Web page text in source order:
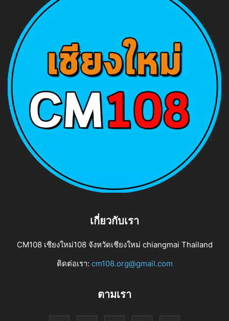
เกี่ยวกับเรา
CM108 เชียงใหม่108 จังหวัดเชียงใหม่ chiangmai Thailand
ติดต่อเรา: cm108.org@gmail.com
ตามเรา